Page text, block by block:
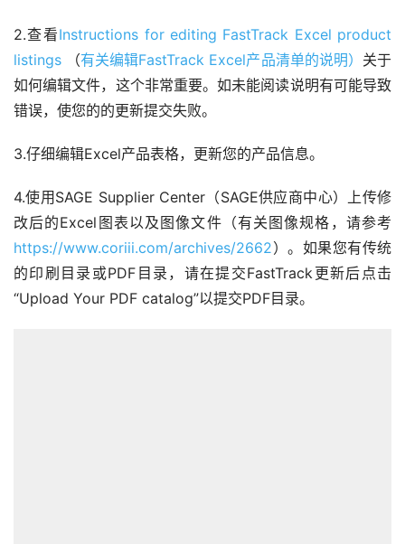
2.查看Instructions for editing FastTrack Excel product
listings （有关编辑FastTrack Excel产品清单的说明） 关于
如何编辑文件，这个非常重要。如未能阅读说明有可能导致
错误，使您的的更新提交失败。
3.仔细编辑Excel产品表格，更新您的产品信息。
4.使用SAGE Supplier Center（SAGE供应商中心）上传修
改后的Excel图表以及图像文件（有关图像规格，请参考
https://www.coriii.com/archives/2662）。如果您有传统
的印刷目录或PDF目录，请在提交FastTrack更新后点击
“Upload Your PDF catalog”以提交PDF目录。